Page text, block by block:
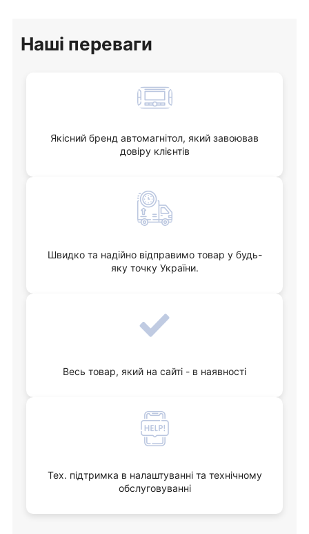
Наші переваги
Якісний бренд автомагнітол, який завоював
довіру клієнтів
Швидко та надійно відправимо товар у будь-
яку точку України.
Весь товар, який на сайті - в наявності
Тех. підтримка в налаштуванні та технічному
обслуговуванні